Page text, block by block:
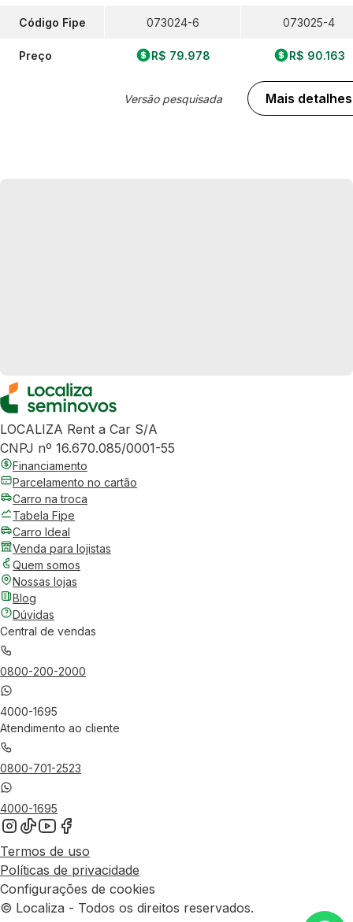
Código Fipe
Preço
073024-6
R$ 79.978
Versão pesquisada
073025-4
R$ 90.163
Mais detalhes
LOCALIZA Rent a Car S/A
CNPJ nº 16.670.085/0001-55
Financiamento
Parcelamento no cartão
Carro na troca
Tabela Fipe
Carro Ideal
Venda para lojistas
Quem somos
Nossas lojas
Blog
Dúvidas
Central de vendas
0800-200-2000
4000-1695
Atendimento ao cliente
0800-701-2523
4000-1695
Termos de uso
Políticas de privacidade
Configurações de cookies
© Localiza - Todos os direitos reservados.